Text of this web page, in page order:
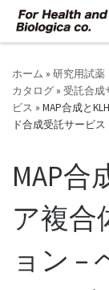
コンテンツへス
ホーム » 研究用試薬
カタログ » 受託合成
ビス » MAP合成と
ド合成受託サービス
MAP合
ア複合
ョン –